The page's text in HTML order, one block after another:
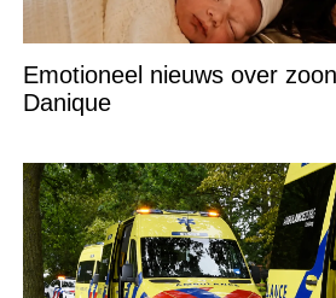
Emotioneel nieuws over
Danique